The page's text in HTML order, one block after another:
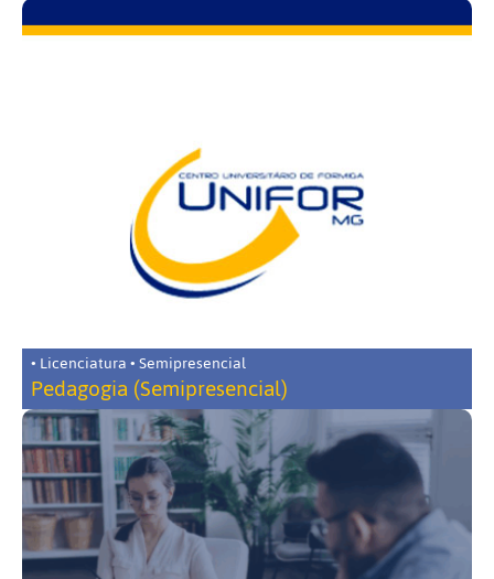
• Licenciatura • Semipresencial
Pedagogia (Semipresencial)